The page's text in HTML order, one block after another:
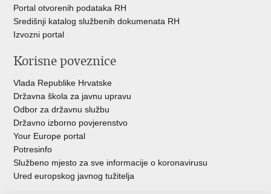
Portal otvorenih podataka RH
Središnji katalog službenih dokumenata RH
Izvozni portal
Korisne poveznice
Vlada Republike Hrvatske
Državna škola za javnu upravu
Odbor za državnu službu
Državno izborno povjerenstvo
Your Europe portal
Potresinfo
Službeno mjesto za sve informacije o koronavirusu
Ured europskog javnog tužitelja